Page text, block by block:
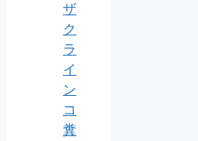
ザ
ク
ラ
イ
ン
コ
糞